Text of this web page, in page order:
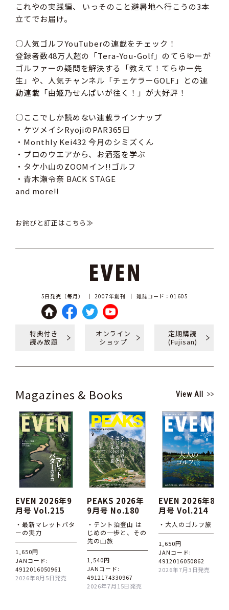
これやの実践編、 いっそのこと避暑地へ行こうの3本
立てでお届け。
○人気ゴルフYouTuberの連載をチェック！
登録者数48万人超の「Tera-You-Golf」のてらゆーが
ゴルファーの疑問を解決する「教えて！てらゆー先
生」や、人気チャンネル「チェケラーGOLF」との連
動連載「由姫乃せんぱいが往く！」が大好評！
○ここでしか読めない連載ラインナップ
・ケツメイシRyojiのPAR365日
・Monthly Kei432 今月のシミズくん
・プロのウエアから、お洒落を学ぶ
・タケ小山のZOOMイン!!ゴルフ
・青木瀬令奈 BACK STAGE
and more!!
お詫びと訂正はこちら≫
5日発売（毎月） 2007年創刊 雑誌コード：01605
特典付き
読み放題
オンライン
ショップ
定期購読
(Fujisan)
Magazines & Books View All
EVEN 2026年9
月号 Vol.215
・最新マレットパタ
ーの実力
1,650円
JANコード:
4912016050961
2026年8月5日発売
PEAKS 2026年
9月号 No.180
・テント泊登山 は
じめの一歩と、その
先の山旅
1,540円
JANコード:
4912174330967
2026年7月15日発売
EVEN 2026年8
月号 Vol.214
・大人のゴルフ旅
1,650円
JANコード:
4912016050862
2026年7月3日発売